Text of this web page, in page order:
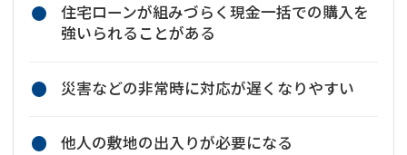
住宅ローンが組みづらく現金一括での購入を
強いられることがある
災害などの非常時に対応が遅くなりやすい
他人の敷地の出入りが必要になる